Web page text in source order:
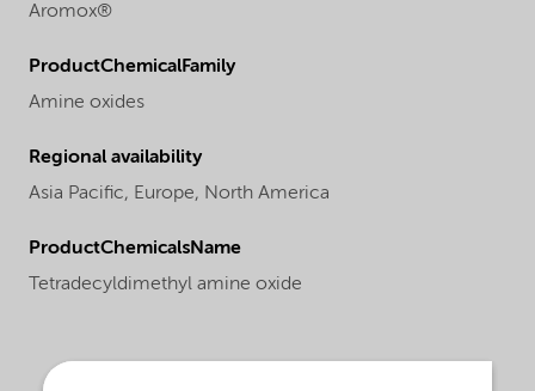
Aromox®
ProductChemicalFamily
Amine oxides
Regional availability
Asia Pacific, Europe, North America
ProductChemicalsName
Tetradecyldimethyl amine oxide